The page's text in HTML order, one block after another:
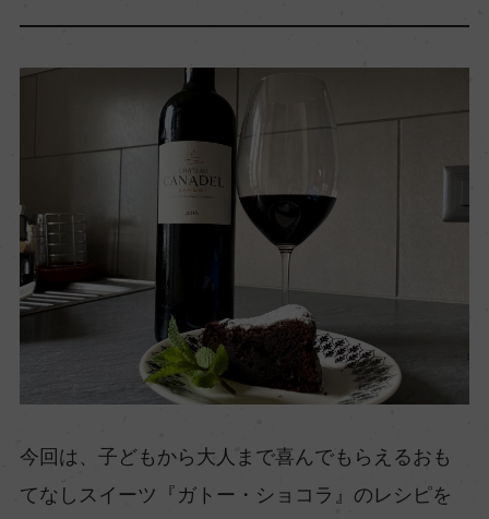
今回は、子どもから大人まで喜んでもらえるおも
てなしスイーツ『ガトー・ショコラ』のレシピを